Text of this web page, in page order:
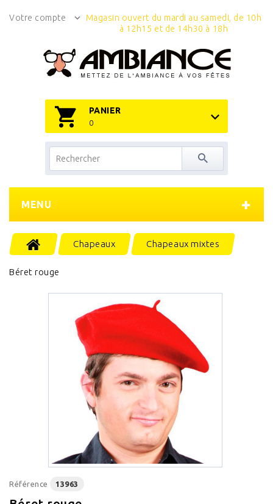
Votre compte
Magasin ouvert du mardi au samedi, de 10h
à 12h15 et de 14h30 à 18h
PANIER
0
MENU
Chapeaux Chapeaux mixtes
Béret rouge
Référence 13963